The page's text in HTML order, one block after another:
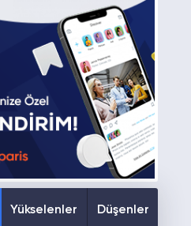
Yükselenler Düşenler